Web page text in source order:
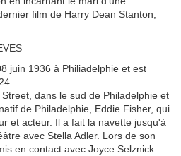
film de Harry Dean Stanton,
juin 1936 à Philiadelphie et est
dans le sud de Philadelphie et
de Philadelphie, Eddie Fisher, qui
et acteur. Il a fait la navette jusqu'à
avec Stella Adler. Lors de son
en contact avec Joyce Selznick